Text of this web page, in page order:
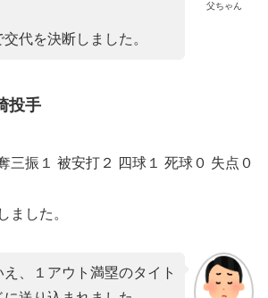
父ちゃん
交代を決断しました。
投手
三振１ 被安打２ 四球１ 死球０ 失点０
ました。
え、１アウト満塁のタイト